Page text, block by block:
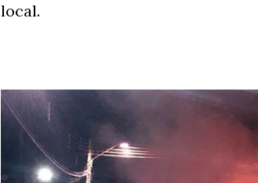
local.